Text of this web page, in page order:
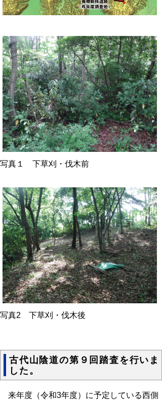
写真１ 下草刈・伐木前
写真2 下草刈・伐木後
古代山陰道の第９回踏査を行いま
した。
来年度（令和3年度）に予定している西側